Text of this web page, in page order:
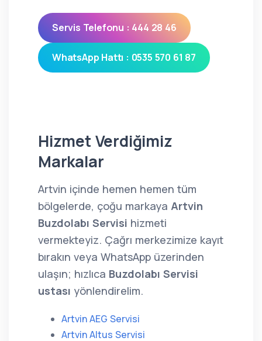
Servis Telefonu : 444 28 46
WhatsApp Hattı : 0535 570 61 87
Hizmet Verdiğimiz
Markalar
Artvin içinde hemen hemen tüm
bölgelerde, çoğu markaya Artvin
Buzdolabı Servisi hizmeti
vermekteyiz. Çağrı merkezimize kayıt
bırakın veya WhatsApp üzerinden
ulaşın; hızlıca Buzdolabı Servisi
ustası yönlendirelim.
Artvin AEG Servisi
Artvin Altus Servisi